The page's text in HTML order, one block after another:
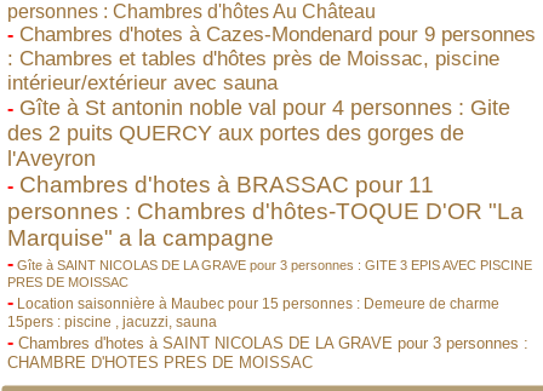
personnes : Chambres d'hôtes Au Château
- Chambres d'hotes à Cazes-Mondenard pour 9 personnes
: Chambres et tables d'hôtes près de Moissac, piscine
intérieur/extérieur avec sauna
- Gîte à St antonin noble val pour 4 personnes : Gite
des 2 puits QUERCY aux portes des gorges de
l'Aveyron
- Chambres d'hotes à BRASSAC pour 11
personnes : Chambres d'hôtes-TOQUE D'OR "La
Marquise" a la campagne
- Gîte à SAINT NICOLAS DE LA GRAVE pour 3 personnes : GITE 3 EPIS AVEC PISCINE
PRES DE MOISSAC
- Location saisonnière à Maubec pour 15 personnes : Demeure de charme
15pers : piscine , jacuzzi, sauna
- Chambres d'hotes à SAINT NICOLAS DE LA GRAVE pour 3 personnes :
CHAMBRE D'HOTES PRES DE MOISSAC